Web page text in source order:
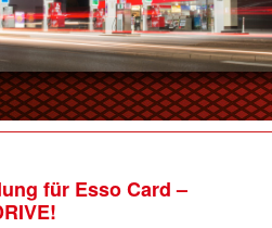
für Esso Card –